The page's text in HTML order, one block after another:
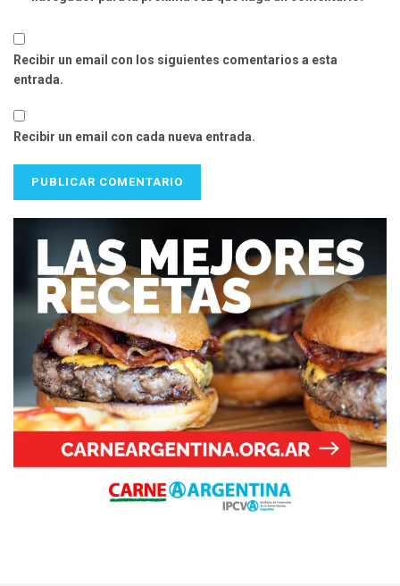
Recibir un email con los siguientes comentarios a esta
entrada.
Recibir un email con cada nueva entrada.